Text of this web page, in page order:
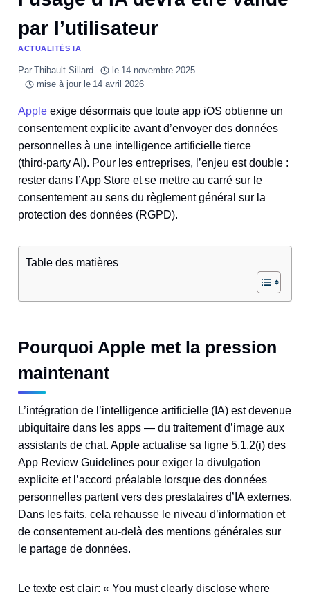
par l’utilisateur
ACTUALITÉS IA
Par Thibault Sillard le 14 novembre 2025
mise à jour le 14 avril 2026
Apple exige désormais que toute app iOS obtienne un
consentement explicite avant d’envoyer des données
personnelles à une intelligence artificielle tierce
(third‑party AI). Pour les entreprises, l’enjeu est double :
rester dans l’App Store et se mettre au carré sur le
consentement au sens du règlement général sur la
protection des données (RGPD).
Table des matières
Pourquoi Apple met la pression
maintenant
L’intégration de l’intelligence artificielle (IA) est devenue
ubiquitaire dans les apps — du traitement d’image aux
assistants de chat. Apple actualise sa ligne 5.1.2(i) des
App Review Guidelines pour exiger la divulgation
explicite et l’accord préalable lorsque des données
personnelles partent vers des prestataires d’IA externes.
Dans les faits, cela rehausse le niveau d’information et
de consentement au-delà des mentions générales sur
le partage de données.
Le texte est clair: « You must clearly disclose where